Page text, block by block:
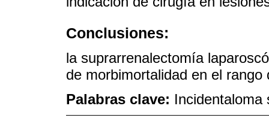
Conclusiones:
la suprarrenalectomía
de morbimortalidad en el
Palabras clave: Incidentaloma